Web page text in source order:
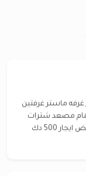
ماستر غرفتين
مصعد شترات
تكييف وسخانات مركزي موقفين سياره بجانب بعض ايجار 500 دك